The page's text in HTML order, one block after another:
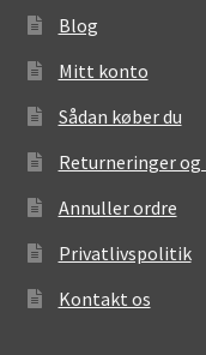
Blog
Mitt konto
Sådan køber du
Returneringer
Annuller ordre
Privatlivspolitik
Kontakt os